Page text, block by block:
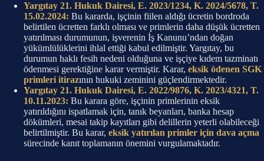
Yargıtay 21. Hukuk Dairesi, E. 2023/1234, K. 2024/5678, T.
15.02.2024: Bu kararda, işçinin fiilen aldığı ücretin bordroda
belirtilen ücretten farklı olması ve primlerin daha düşük ücretten
yatırılması durumunun, işverenin İş Kanunu’ndan doğan
yükümlülüklerini ihlal ettiği kabul edilmiştir. Yargıtay, bu
durumun haklı fesih nedeni olduğuna ve işçiye kıdem tazminatı
ödenmesi gerektiğine karar vermiştir. Karar, eksik ödenen SGK
primleri itirazının hukuki zeminini güçlendirmektedir.
Yargıtay 21. Hukuk Dairesi, E. 2022/9876, K. 2023/4321, T.
10.11.2023: Bu karara göre, işçinin primlerinin eksik
yatırıldığını ispatlamak için, tanık beyanları, banka hesap
dökümleri, mesai takip kayıtları gibi delillerin yeterli olabileceği
belirtilmiştir. Bu karar, eksik yatırılan primler için dava açma
sürecinde kanıt toplamanın önemini vurgulamaktadır.